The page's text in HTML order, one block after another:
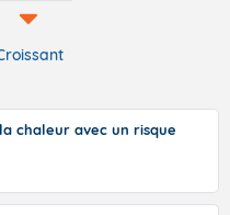
chaleur avec un risque